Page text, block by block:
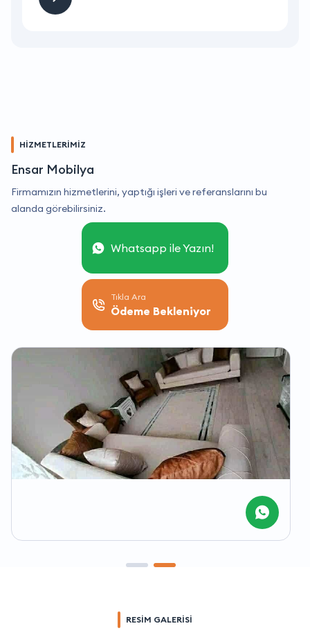
HİZMETLERİMİZ
Ensar Mobilya
Firmamızın hizmetlerini, yaptığı işleri ve referanslarını bu
alanda görebilirsiniz.
Whatsapp ile Yazın!
Tıkla Ara
Ödeme Bekleniyor
RESİM GALERİSİ